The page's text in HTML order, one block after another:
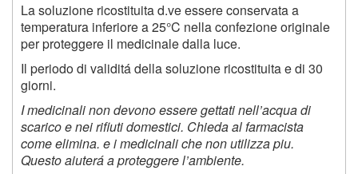
La soluzione ricostituita d.ve essere conservata a
temperatura inferiore a 25°C nella confezione originale
per proteggere il medicinale dalla luce.
Il periodo di validitá della soluzione ricostituita e di 30
giorni.
I medicinali non devono essere gettati nell’acqua di
scarico e nei rifiuti domestici. Chieda al farmacista
come elimina. e i medicinali che non utilizza piu.
Questo aiuterá a proteggere l’ambiente.